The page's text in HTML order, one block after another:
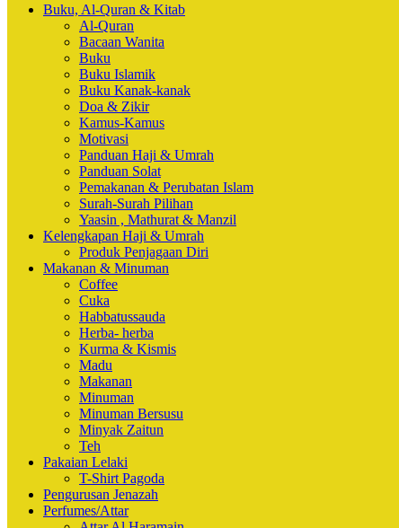
Buku, Al-Quran & Kitab
Al-Quran
Bacaan Wanita
Buku
Buku Islamik
Buku Kanak-kanak
Doa & Zikir
Kamus-Kamus
Motivasi
Panduan Haji & Umrah
Panduan Solat
Pemakanan & Perubatan Islam
Surah-Surah Pilihan
Yaasin , Mathurat & Manzil
Kelengkapan Haji & Umrah
Produk Penjagaan Diri
Makanan & Minuman
Coffee
Cuka
Habbatussauda
Herba- herba
Kurma & Kismis
Madu
Makanan
Minuman
Minuman Bersusu
Minyak Zaitun
Teh
Pakaian Lelaki
T-Shirt Pagoda
Pengurusan Jenazah
Perfumes/Attar